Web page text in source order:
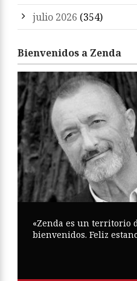
julio 2026 (354)
Bienvenidos a Zenda
«Zenda es un territorio
bienvenidos. Feliz